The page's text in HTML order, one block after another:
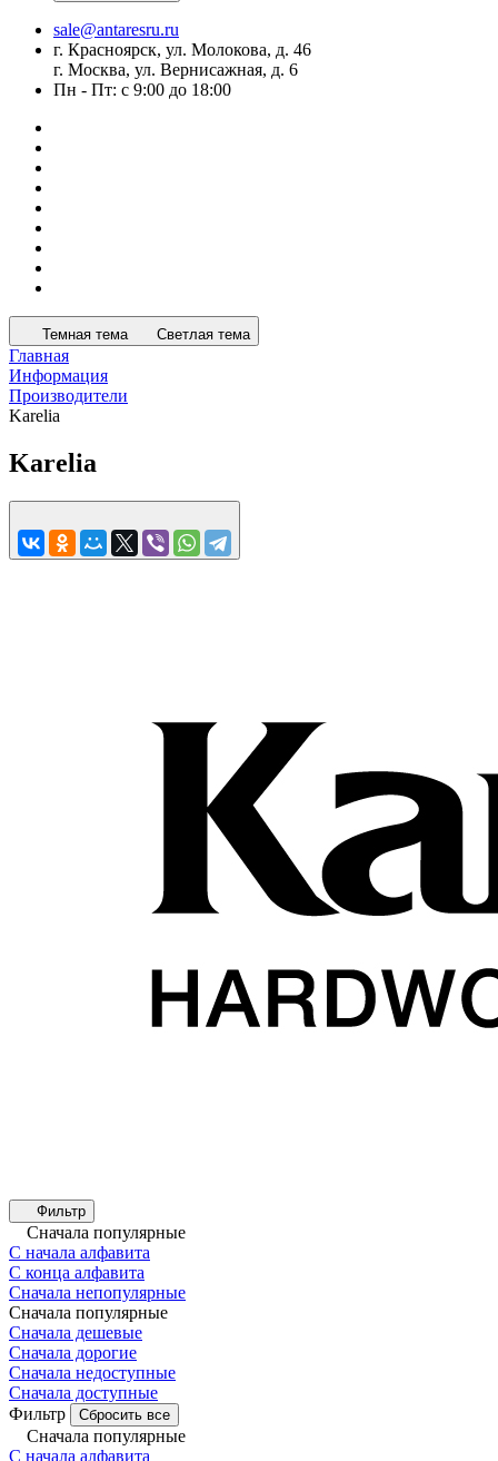
sale@antaresru.ru
г. Красноярск, ул. Молокова, д. 46
г. Москва, ул. Вернисажная, д. 6
Пн - Пт: с 9:00 до 18:00
Темная тема Светлая тема
Главная
Информация
Производители
Karelia
Karelia
Фильтр
Сначала популярные
С начала алфавита
С конца алфавита
Сначала непопулярные
Сначала популярные
Сначала дешевые
Сначала дорогие
Сначала недоступные
Сначала доступные
Фильтр
Сбросить все
Сначала популярные
С начала алфавита